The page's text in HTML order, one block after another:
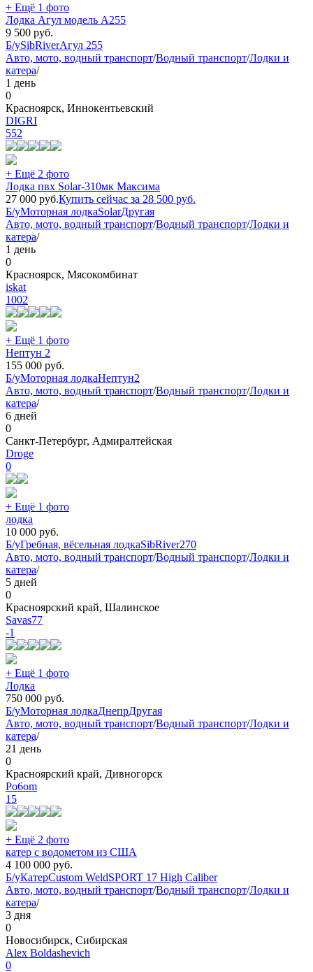
+ Ещё 1 фото
Лодка Агул модель А255
9 500 руб.
Б/уSibRiverАгул 255
Авто, мото, водный транспорт/Водный транспорт/Лодки и
катера/
1 день
0
Красноярск, Иннокентьевский
DIGRI
552
+ Ещё 2 фото
Лодка пвх Solar-310мк Максима
27 000 руб.Купить сейчас за 28 500 руб.
Б/уМоторная лодкаSolarДругая
Авто, мото, водный транспорт/Водный транспорт/Лодки и
катера/
1 день
0
Красноярск, Мясокомбинат
iskat
1002
+ Ещё 1 фото
Нептун 2
155 000 руб.
Б/уМоторная лодкаНептун2
Авто, мото, водный транспорт/Водный транспорт/Лодки и
катера/
6 дней
0
Санкт-Петербург, Адмиралтейская
Droge
0
+ Ещё 1 фото
лодка
10 000 руб.
Б/уГребная, вёсельная лодкаSibRiver270
Авто, мото, водный транспорт/Водный транспорт/Лодки и
катера/
5 дней
0
Красноярский край, Шалинское
Savas77
-1
+ Ещё 1 фото
Лодка
750 000 руб.
Б/уМоторная лодкаДнепрДругая
Авто, мото, водный транспорт/Водный транспорт/Лодки и
катера/
21 день
0
Красноярский край, Дивногорск
Po6om
15
+ Ещё 2 фото
катер с водометом из США
4 100 000 руб.
Б/уКатерCustom WeldSPORT 17 High Caliber
Авто, мото, водный транспорт/Водный транспорт/Лодки и
катера/
3 дня
0
Новосибирск, Сибирская
Alex Boldashevich
0